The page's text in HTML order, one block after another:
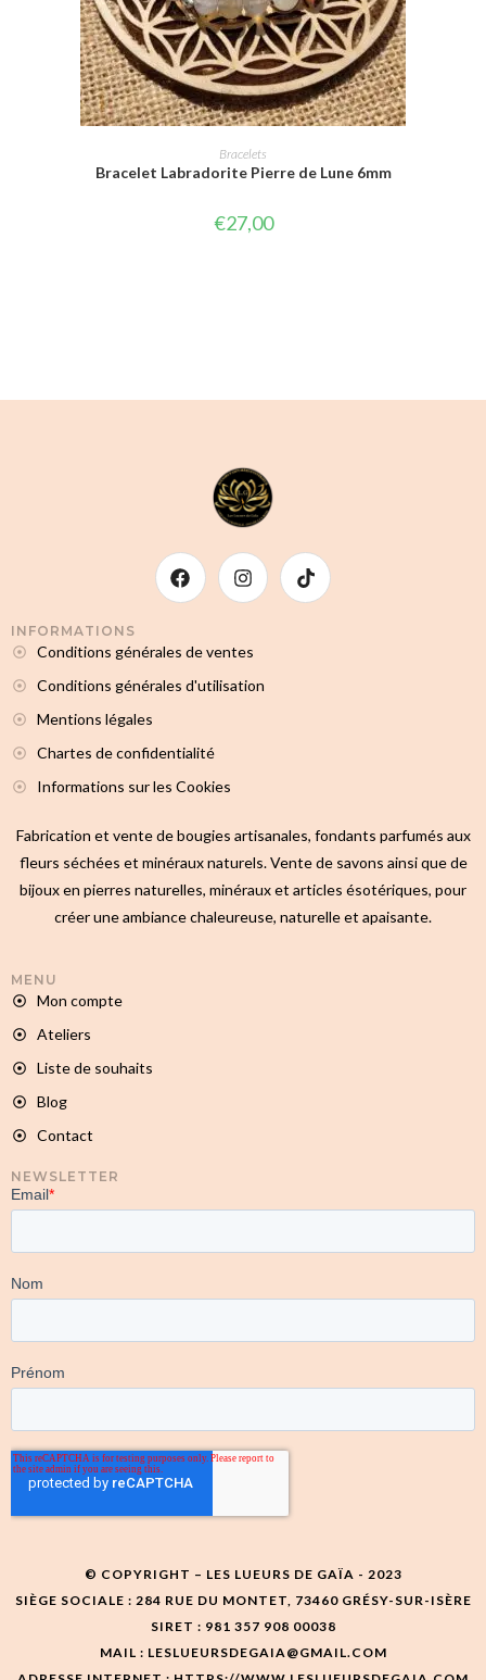
CHOIX DES OPTIONS
Bracelets
Bracelet Labradorite Pierre de Lune 6mm
€27,00
INFORMATIONS
Conditions générales de ventes
Conditions générales d'utilisation
Mentions légales
Chartes de confidentialité
Informations sur les Cookies
Fabrication et vente de bougies artisanales, fondants parfumés aux
fleurs séchées et minéraux naturels. Vente de savons ainsi que de
bijoux en pierres naturelles, minéraux et articles ésotériques, pour
créer une ambiance chaleureuse, naturelle et apaisante.
MENU
Mon compte
Ateliers
Liste de souhaits
Blog
Contact
NEWSLETTER
© COPYRIGHT – LES LUEURS DE GAÏA - 2023
SIÈGE SOCIALE : 284 RUE DU MONTET, 73460 GRÉSY-SUR-ISÈRE
SIRET : 981 357 908 00038
MAIL : LESLUEURSDEGAIA@GMAIL.COM